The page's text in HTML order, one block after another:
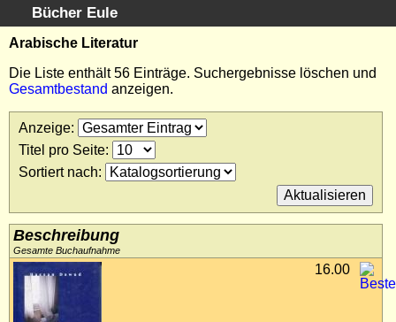
Bücher Eule
Schnellsuche
Startseite
Erweiterte Suche
Kundenservice
Kontakt
Kategorien
Kataloge
Warenkorb
Allgemeine Geschäftsbedingungen
Arabische Literatur
Die Liste enthält 56 Einträge. Suchergebnisse löschen und
Gesamtbestand anzeigen.
Anzeige:
Titel pro Seite:
Sortiert nach:
Beschreibung
Gesamte Buchaufnahme
16.00